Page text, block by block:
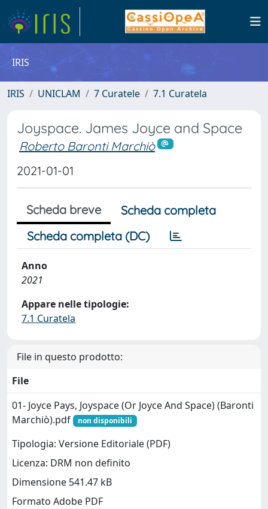
IRIS
IRIS UNICLAM 7 Curatele 7.1 Curatela
Joyspace. James Joyce and Space
Roberto Baronti Marchiò
2021-01-01
Scheda breve
Scheda completa
Scheda completa (DC)
Anno
2021
Appare nelle tipologie:
7.1 Curatela
File in questo prodotto:
File
01- Joyce Pays, Joyspace (Or Joyce And Space) (Baronti
Marchiò).pdf
non disponibili
Tipologia: Versione Editoriale (PDF)
Licenza: DRM non definito
Dimensione 541.47 kB
Formato Adobe PDF